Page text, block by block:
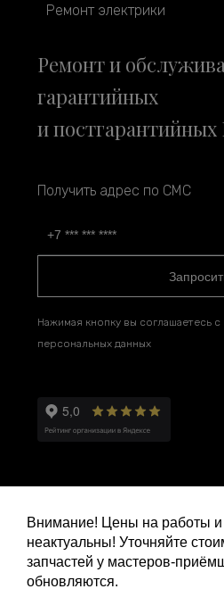
Ремонт электрики
Ремонт и
гарантийных
и постгарантийных
Получить адрес по СМС
Нажимая кнопку вы соглашаетесь с
персональных данных
Политика конфиденциальности
Ремонт и сервис Ленд Ровер
Внимание! Цены на работы и
неактуальны! Уточняйте
запчастей у мастеров-
обновляются.